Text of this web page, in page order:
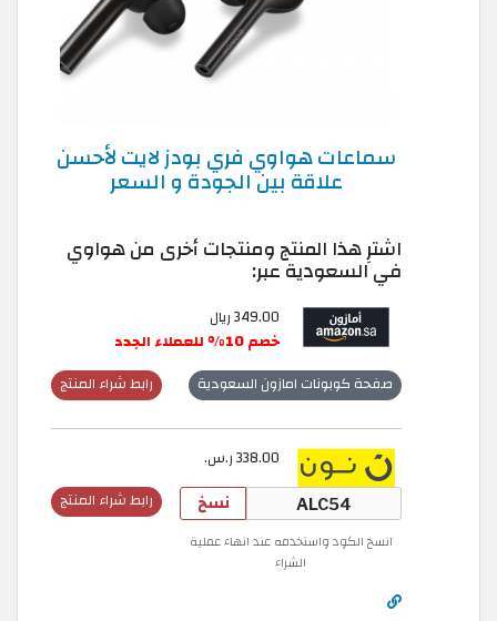
سماعات هواوي فري بودز لايت لأحسن
علاقة بين الجودة و السعر
اشترِ هذا المنتج ومنتجات أخرى من هواوي
في السعودية عبر:
349.00 ريال
خصم 10% للعملاء الجدد
رابط شراء المنتج صفحة كوبونات امازون السعودية
338.00 ر.س.
رابط شراء المنتج نسخ
انسخ الكود واستخدمه عند انهاء عملية
الشراء